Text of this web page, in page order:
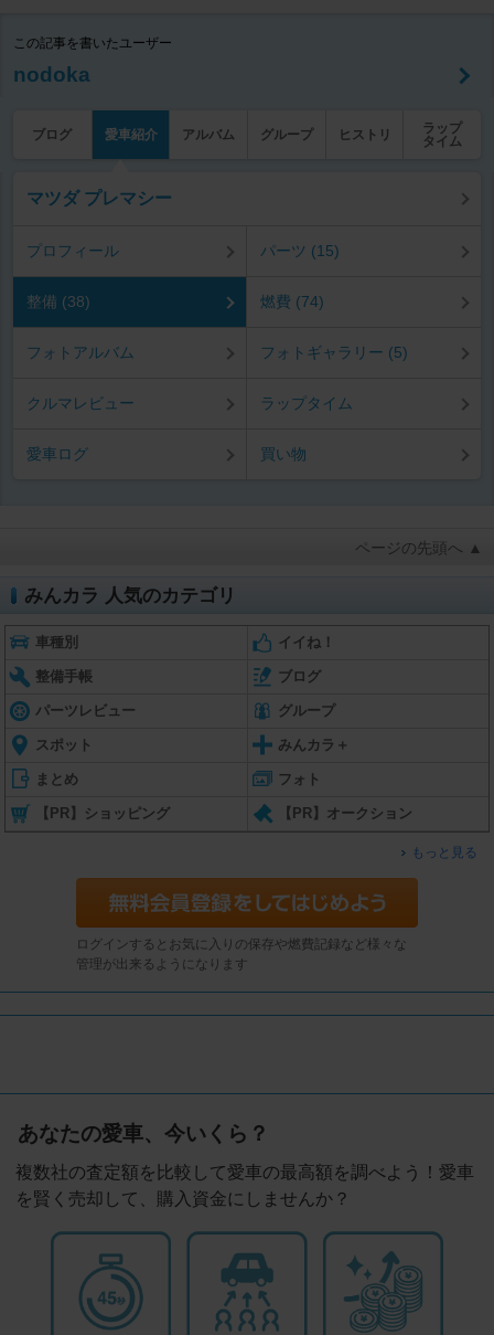
この記事を書いたユーザー
nodoka
ブログ 愛車紹介 アルバム グループ ヒストリ
ラップ
タイム
マツダ プレマシー
プロフィール パーツ (15)
整備 (38) 燃費 (74)
フォトアルバム フォトギャラリー (5)
クルマレビュー ラップタイム
愛車ログ 買い物
ページの先頭へ ▲
みんカラ 人気のカテゴリ
車種別 イイね！
整備手帳 ブログ
パーツレビュー グループ
スポット みんカラ＋
まとめ フォト
【PR】ショッピング 【PR】オークション
もっと見る
ログインするとお気に入りの保存や燃費記録など様々な
管理が出来るようになります
あなたの愛車、今いくら？
複数社の査定額を比較して愛車の最高額を調べよう！愛車
を賢く売却して、購入資金にしませんか？